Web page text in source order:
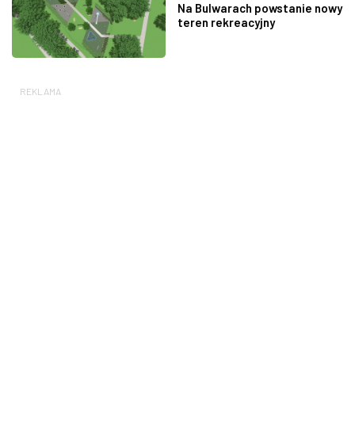
Na Bulwarach powstanie nowy
teren rekreacyjny
REKLAMA